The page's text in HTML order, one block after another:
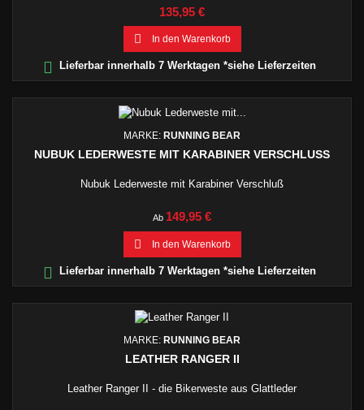
Preis
135,95 €
 In den Warenkorb
 Lieferbar innerhalb 7 Werktagen *siehe Lieferzeiten
MARKE: RUNNING BEAR
NUBUK LEDERWESTE MIT KARABINER VERSCHLUSS
Nubuk Lederweste mit Karabiner Verschluß
Ab Preis
149,95 €
 In den Warenkorb
 Lieferbar innerhalb 7 Werktagen *siehe Lieferzeiten
MARKE: RUNNING BEAR
LEATHER RANGER II
Leather Ranger II - die Bikerweste aus Glattleder